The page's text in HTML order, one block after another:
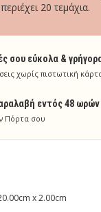
σου εύκολα &
χωρίς πιστωτική
εντός 48 ωρών
Πόρτα σου
20 τεμάχια.
x 2.00cm